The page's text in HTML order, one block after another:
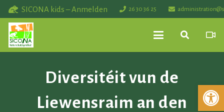
SICONA kids – Anmelden 26 30 36 25
Diversitéit vun de
Liewensraim an den